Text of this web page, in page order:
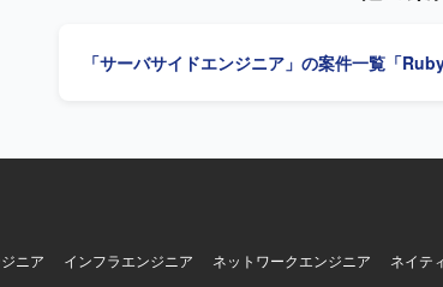
っていただきます。 【求める人物像】 曖昧な課題を自ら整理し、たたき台を作って前に進めら
くキャッチアップし、設計に落とし込める方
ト推進を主導する経験を積むことができます
「サーバサイドエンジニア」の案件一覧 「
ニア インフラエンジニア ネットワークエンジニア ネイテ